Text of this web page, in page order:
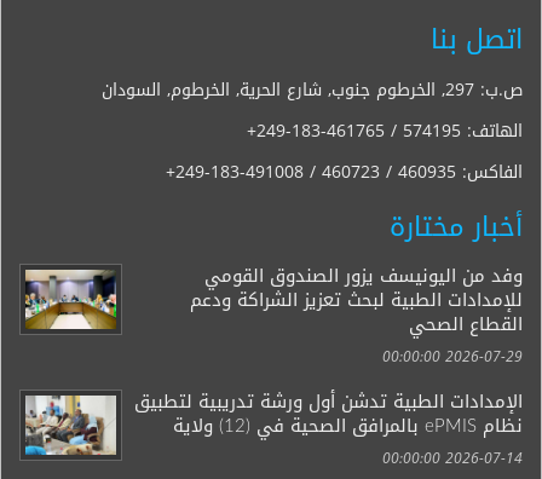
اتصل بنا
ص.ب: 297, الخرطوم جنوب, شارع الحرية, الخرطوم, السودان
الهاتف: +249-183-461765 / 574195
الفاكس: +249-183-491008 / 460723 / 460935
أخبار مختارة
وفد من اليونيسف يزور الصندوق القومي
للإمدادات الطبية لبحث تعزيز الشراكة ودعم
القطاع الصحي
2026-07-29 00:00:00
الإمدادات الطبية تدشن أول ورشة تدريبية لتطبيق
نظام ePMIS بالمرافق الصحية في (12) ولاية
2026-07-14 00:00:00